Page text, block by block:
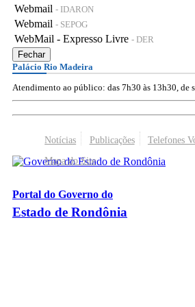
Webmail - IDARON
Webmail - SEPOG
WebMail - Expresso Livre - DER
Fechar
Palácio Rio Madeira
Atendimento ao público: das 7h30 às 13h30, de
Notícias Publicações Telefones
Mapa do Site
Portal do Governo do
Estado de Rondônia